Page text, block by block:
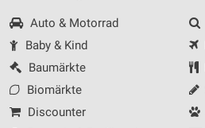
Auto & Motorrad
Baby & Kind
Baumärkte
Biomärkte
Discounter